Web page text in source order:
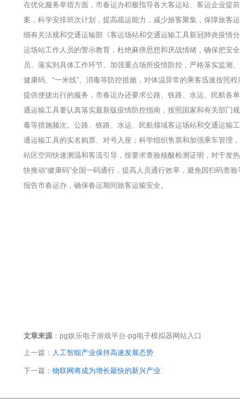
在优化服务举措方面，市春运办积极指导各大客运站、客运企业提
案，科学安排班次计划，提高疏运能力，减少旅客聚集，保障旅客
细有关法规和交通运输部《客运场站和交通运输工具新冠肺炎疫情
运场站工作人员的警示教育，杜绝麻痹思想和厌战情绪，确保把安
员、落实到具体工作环节。加强重点场所疫情防控，严格落实监测
健康码、“一米线”、消毒等防控措施，对体温异常的乘客迅速按照
提供便捷出行的服务，市春运办还要求公路、铁路、水运、民航各
通运输工具要认真落实最新版疫情防控指南，按照国家和有关部门
毒等措施频次。公路、铁路、水运、民航领域客运场站和交通运输
通运输工具的实名购票、对号入座；科学组织售票和加强乘车管理
站区空间快速测温和客流引导，按要求查验核酸检测证明，对于发
快推动“健康码”全国一码通行，提高人员通行效率，避免因扫码查
报告市春运办，确保春运期间旅客运输安全。
文章来源： pg娱乐电子游戏平台-pg电子模拟器网站入口
上一篇： 人工智能产业保持高速发展态势
下一篇： 物联网将成为增长最快的新兴产业